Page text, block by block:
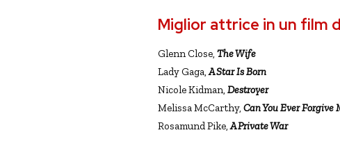
Miglior attrice in un film
Glenn Close, The Wife
Lady Gaga,A Star Is Born
Nicole Kidman, Destroyer
Melissa McCarthy, Can You Ever Forgive
Rosamund Pike,A Private War